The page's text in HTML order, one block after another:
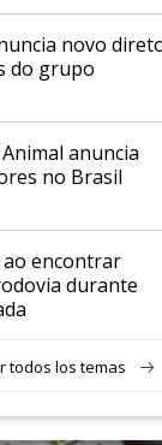
novo
do grupo
anuncia
no Brasil
encontrar
durante
todos los temas